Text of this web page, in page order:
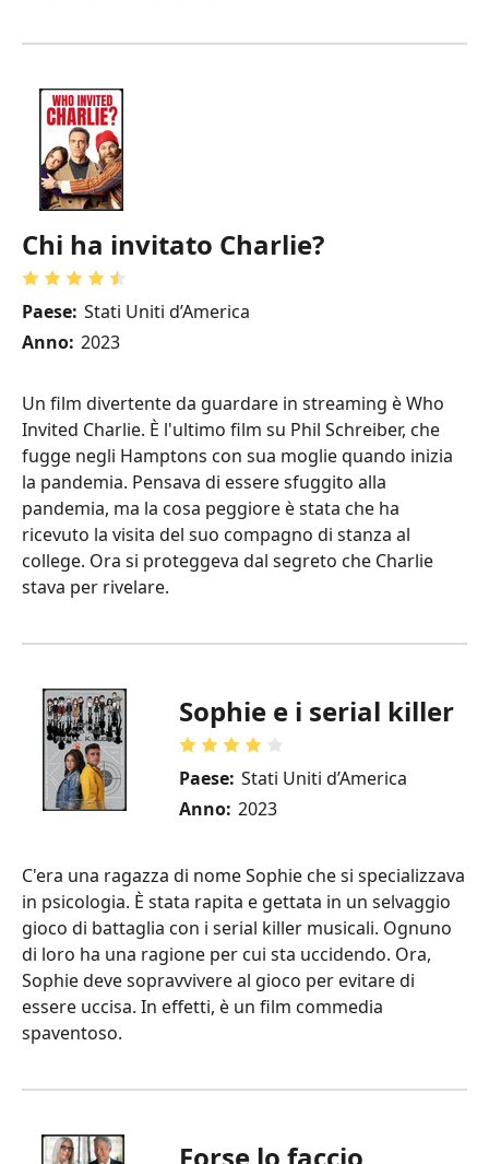
Chi ha invitato Charlie?
Paese: Stati Uniti d’America
Anno: 2023
Un film divertente da guardare in streaming è Who
Invited Charlie. È l'ultimo film su Phil Schreiber, che
fugge negli Hamptons con sua moglie quando inizia
la pandemia. Pensava di essere sfuggito alla
pandemia, ma la cosa peggiore è stata che ha
ricevuto la visita del suo compagno di stanza al
college. Ora si proteggeva dal segreto che Charlie
stava per rivelare.
Sophie e i serial killer
Paese: Stati Uniti d’America
Anno: 2023
C'era una ragazza di nome Sophie che si specializzava
in psicologia. È stata rapita e gettata in un selvaggio
gioco di battaglia con i serial killer musicali. Ognuno
di loro ha una ragione per cui sta uccidendo. Ora,
Sophie deve sopravvivere al gioco per evitare di
essere uccisa. In effetti, è un film commedia
spaventoso.
Forse lo faccio